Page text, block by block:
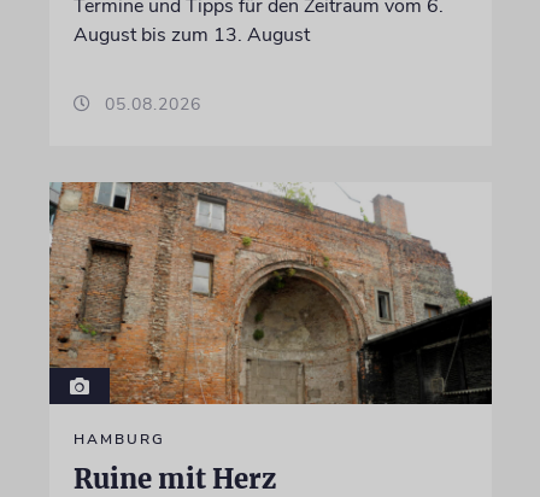
Termine und Tipps für den Zeitraum vom 6.
August bis zum 13. August
05.08.2026
HAMBURG
Ruine mit Herz